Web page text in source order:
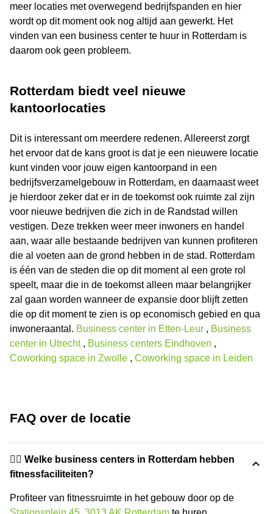
meer locaties met overwegend bedrijfspanden en hier
wordt op dit moment ook nog altijd aan gewerkt. Het
vinden van een business center te huur in Rotterdam is
daarom ook geen probleem.
Rotterdam biedt veel nieuwe
kantoorlocaties
Dit is interessant om meerdere redenen. Allereerst zorgt
het ervoor dat de kans groot is dat je een nieuwere locatie
kunt vinden voor jouw eigen kantoorpand in een
bedrijfsverzamelgebouw in Rotterdam, en daarnaast weet
je hierdoor zeker dat er in de toekomst ook ruimte zal zijn
voor nieuwe bedrijven die zich in de Randstad willen
vestigen. Deze trekken weer meer inwoners en handel
aan, waar alle bestaande bedrijven van kunnen profiteren
die al voeten aan de grond hebben in de stad. Rotterdam
is één van de steden die op dit moment al een grote rol
speelt, maar die in de toekomst alleen maar belangrijker
zal gaan worden wanneer de expansie door blijft zetten
die op dit moment te zien is op economisch gebied en qua
inwoneraantal. Business center in Etten-Leur , Business
center in Utrecht, Business centers Eindhoven ,
Coworking space in Zwolle , Coworking space in Leiden
FAQ over de locatie
🏋️‍♂️ Welke business centers in Rotterdam hebben
fitnessfaciliteiten?
Profiteer van fitnessruimte in het gebouw door op de